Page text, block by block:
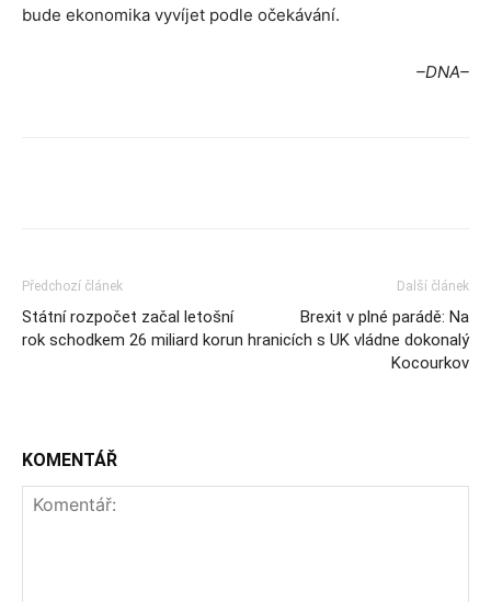
bude ekonomika vyvíjet podle očekávání.
–DNA–
Předchozí článek
Státní rozpočet začal letošní
rok schodkem 26 miliard korun
Další článek
Brexit v plné parádě: Na
hranicích s UK vládne dokonalý
Kocourkov
KOMENTÁŘ